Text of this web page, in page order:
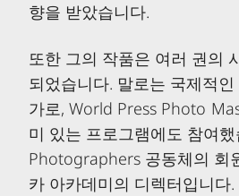
향을 받았습니다.
또한 그의 작품은 여러 권의
되었습니다. 말로는 국제적
가로, World Press Photo
미 있는 프로그램에도 참여
Photographers 공동체의 회
카 아카데미의 디렉터입니다.